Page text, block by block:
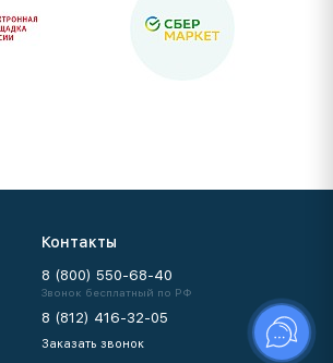
Контакты
8 (800) 550-68-40
Звонок бесплатный по РФ
8 (812) 416-32-05
Заказать звонок